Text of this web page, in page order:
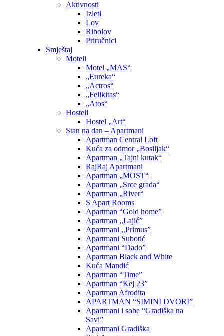
Aktivnosti
Izleti
Lov
Ribolov
Priručnici
Smještaj
Moteli
Motel „MAS“
„Eureka“
„Actros“
„Felikitas“
„Atos“
Hosteli
Hostel „Art“
Stan na dan – Apartmani
Apartman Central Loft
Kuća za odmor „Bosiljak“
Apartman „Tajni kutak“
RajRaj Apartmani
Apartman „MOST“
Apartman „Srce grada“
Apartman „River“
S Apart Rooms
Apartman “Gold home”
Apartman ,,Lajić”
Apartmani ,,Primus”
Apartmani Subotić
Apartmani “Dado”
Apartman Black and White
Kuća Mandić
Apartman “Time”
Apartman “Kej 23”
Apartman Afrodita
APARTMAN “SIMINI DVORI”
Apartmani i sobe “Gradiška na
Savi”
Apartmani Gradiška